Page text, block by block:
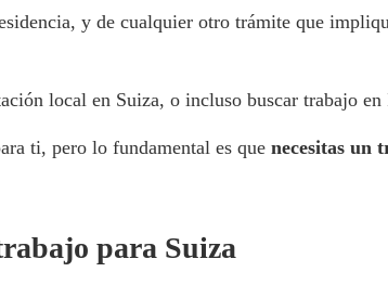
y de cualquier otro trámite que
local en Suiza, o incluso buscar trabajo
ti, pero lo fundamental es quenecesitas un
para Suiza